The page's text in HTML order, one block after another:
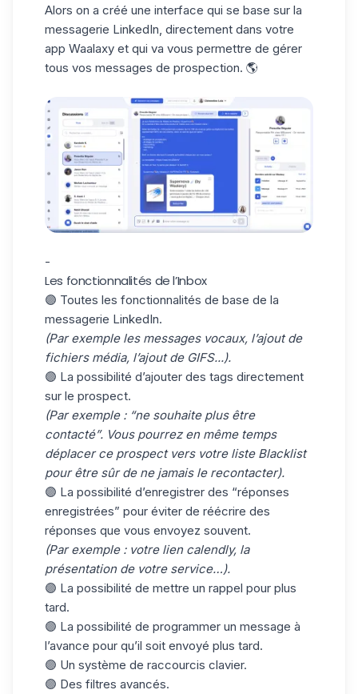
Alors on a créé une interface qui se base sur la
messagerie LinkedIn, directement dans votre
app Waalaxy et qui va vous permettre de gérer
tous vos messages de prospection. 🌎
-
Les fonctionnalités de l’Inbox
🟣 Toutes les fonctionnalités de base de la
messagerie LinkedIn.
(Par exemple les messages vocaux, l’ajout de
fichiers média, l’ajout de GIFS...).
🟣 La possibilité d’ajouter des tags directement
sur le prospect.
(Par exemple : “ne souhaite plus être
contacté”. Vous pourrez en même temps
déplacer ce prospect vers votre liste Blacklist
pour être sûr de ne jamais le recontacter).
🟣 La possibilité d’enregistrer des “réponses
enregistrées” pour éviter de réécrire des
réponses que vous envoyez souvent.
(Par exemple : votre lien calendly, la
présentation de votre service…).
🟣 La possibilité de mettre un rappel pour plus
tard.
🟣 La possibilité de programmer un message à
l’avance pour qu’il soit envoyé plus tard.
🟣 Un système de raccourcis clavier.
🟣 Des filtres avancés.